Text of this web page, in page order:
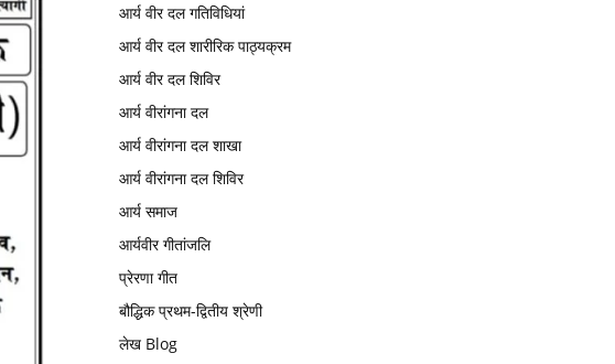
आर्य वीर दल गतिविधियां
आर्य वीर दल शारीरिक पाठ्यक्रम
आर्य वीर दल शिविर
आर्य वीरांगना दल
आर्य वीरांगना दल शाखा
आर्य वीरांगना दल शिविर
आर्य समाज
आर्यवीर गीतांजलि
प्रेरणा गीत
बौद्धिक प्रथम-द्वितीय श्रेणी
लेख Blog